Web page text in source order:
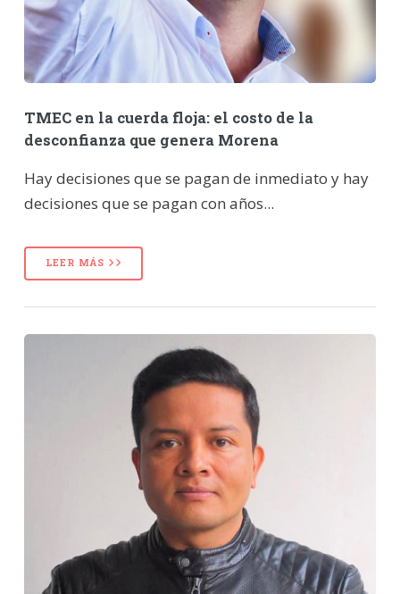
TMEC en la cuerda floja: el costo de la
desconfianza que genera Morena
Hay decisiones que se pagan de inmediato y hay
decisiones que se pagan con años...
LEER MÁS